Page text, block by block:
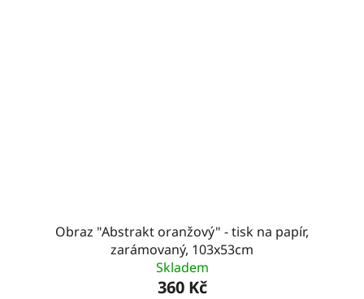
Obraz "Abstrakt oranžový" - tisk na papír,
zarámovaný, 103x53cm
Skladem
360 Kč